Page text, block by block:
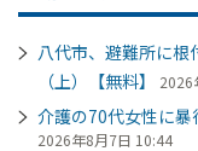
八代市、避難所に
（上）【無料】
2026
介護の70代女性に
2026年8月7日 10:44